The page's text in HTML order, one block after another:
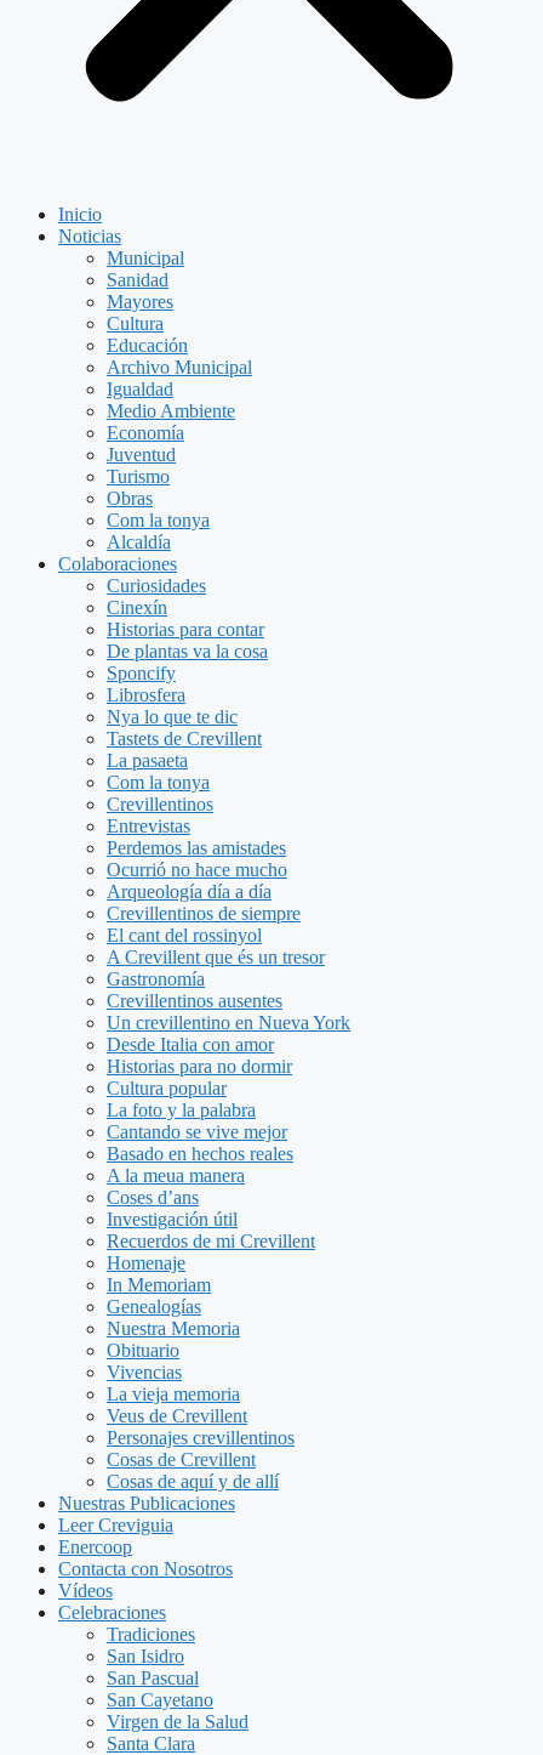
Inicio
Noticias
Municipal
Sanidad
Mayores
Cultura
Educación
Archivo Municipal
Igualdad
Medio Ambiente
Economía
Juventud
Turismo
Obras
Com la tonya
Alcaldía
Colaboraciones
Curiosidades
Cinexín
Historias para contar
De plantas va la cosa
Sponcify
Librosfera
Nya lo que te dic
Tastets de Crevillent
La pasaeta
Com la tonya
Crevillentinos
Entrevistas
Perdemos las amistades
Ocurrió no hace mucho
Arqueología día a día
Crevillentinos de siempre
El cant del rossinyol
A Crevillent que és un tresor
Gastronomía
Crevillentinos ausentes
Un crevillentino en Nueva York
Desde Italia con amor
Historias para no dormir
Cultura popular
La foto y la palabra
Cantando se vive mejor
Basado en hechos reales
A la meua manera
Coses d’ans
Investigación útil
Recuerdos de mi Crevillent
Homenaje
In Memoriam
Genealogías
Nuestra Memoria
Obituario
Vivencias
La vieja memoria
Veus de Crevillent
Personajes crevillentinos
Cosas de Crevillent
Cosas de aquí y de allí
Nuestras Publicaciones
Leer Creviguia
Enercoop
Contacta con Nosotros
Vídeos
Celebraciones
Tradiciones
San Isidro
San Pascual
San Cayetano
Virgen de la Salud
Santa Clara